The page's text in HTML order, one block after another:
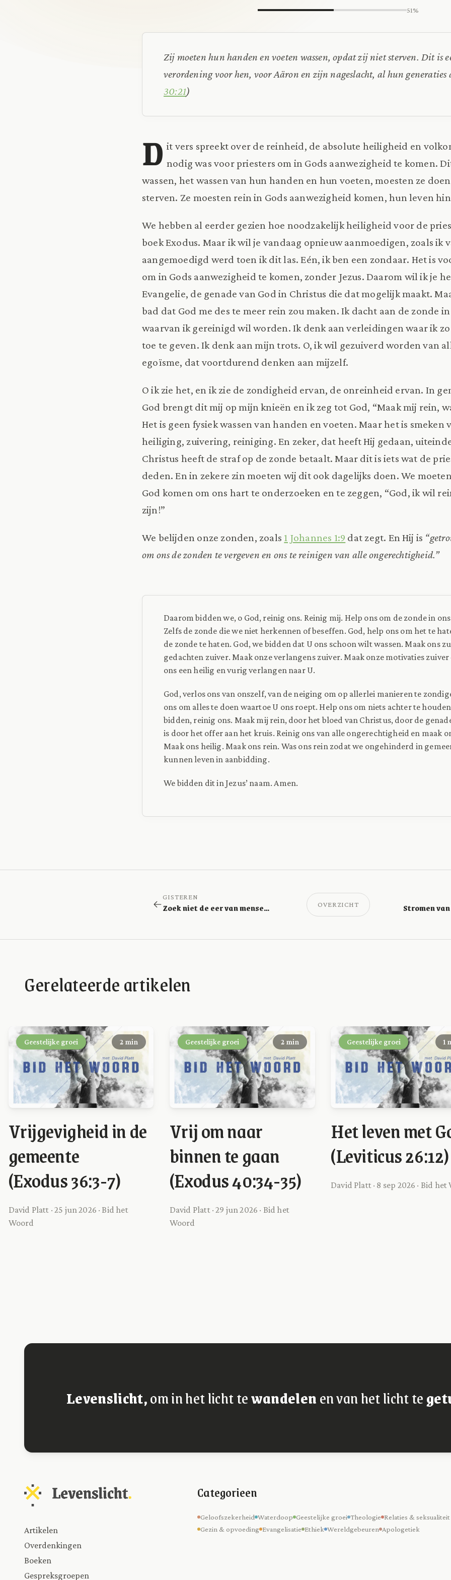
51%
Zij moeten hun handen en voeten wassen, opdat zij niet sterven. Dit is
verordening voor hen, voor Aäron en zijn nageslacht, al hun generaties
30:21)
D it vers spreekt over de reinheid, de absolute heiligheid en
nodig was voor priesters om in Gods aanwezigheid te komen.
wassen, het wassen van hun handen en hun voeten, moesten ze
sterven. Ze moesten rein in Gods aanwezigheid komen, hun leven
We hebben al eerder gezien hoe noodzakelijk heiligheid voor de
boek Exodus. Maar ik wil je vandaag opnieuw aanmoedigen, zoals ik
aangemoedigd werd toen ik dit las. Eén, ik ben een zondaar. Het is
om in Gods aanwezigheid te komen, zonder Jezus. Daarom wil ik je
Evangelie, de genade van God in Christus die dat mogelijk maakt.
bad dat God me des te meer rein zou maken. Ik dacht aan de zonde
waarvan ik gereinigd wil worden. Ik denk aan verleidingen waar ik
toe te geven. Ik denk aan mijn trots. O, ik wil gezuiverd worden van
egoïsme, dat voortdurend denken aan mijzelf.
O ik zie het, en ik zie de zondigheid ervan, de onreinheid ervan. In
God brengt dit mij op mijn knieën en ik zeg tot God, “Maak mij rein,
Het is geen fysiek wassen van handen en voeten. Maar het is smeken
heiliging, zuivering, reiniging. En zeker, dat heeft Hij gedaan,
Christus heeft de straf op de zonde betaalt. Maar dit is iets wat de
deden. En in zekere zin moeten wij dit ook dagelijks doen. We
God komen om ons hart te onderzoeken en te zeggen, “God, ik wil
zijn!”
We belijden onze zonden, zoals 1 Johannes 1:9 dat zegt. En Hij is
om ons de zonden te vergeven en ons te reinigen van alle ongerechtigheid.”
Daarom bidden we, o God, reinig ons. Reinig mij. Help ons om de zonde in
Zelfs de zonde die we niet herkennen of beseffen. God, help ons om het te
de zonde te haten. God, we bidden dat U ons schoon wilt wassen. Maak ons
gedachten zuiver. Maak onze verlangens zuiver. Maak onze motivaties zuiver
ons een heilig en vurig verlangen naar U.
God, verlos ons van onszelf, van de neiging om op allerlei manieren te
ons om alles te doen waartoe U ons roept. Help ons om niets achter te
bidden, reinig ons. Maak mij rein, door het bloed van Christus, door de
is door het offer aan het kruis. Reinig ons van alle ongerechtigheid en maak
Maak ons heilig. Maak ons rein. Was ons rein zodat we ongehinderd in
kunnen leven in aanbidding.
We bidden dit in Jezus’ naam. Amen.
GISTEREN
Zoek niet de eer van mensen (Johannes 5:44) OVERZICHT
Gerelateerde artikelen
Geestelijke groei 2 min
Vrijgevigheid in de
gemeente
(Exodus 36:3-7)
David Platt · 25 jun 2026 · Bid het
Woord
Geestelijke groei 2 min
Vrij om naar
binnen te gaan
(Exodus 40:34-35)
David Platt · 29 jun 2026 · Bid het
Woord
Geestelijke groei 1
Het leven met
(Leviticus 26:12)
David Platt · 8 sep 2026 · Bid het
Levenslicht,om in het licht tewandelenen van het licht te
Artikelen
Overdenkingen
Boeken
Gespreksgroepen
Categorieen
Geloofszekerheid Waterdoop Geestelijke groei Theologie Relaties & seksualiteit
Gezin & opvoeding Evangelisatie Ethiek Wereldgebeuren Apologetiek